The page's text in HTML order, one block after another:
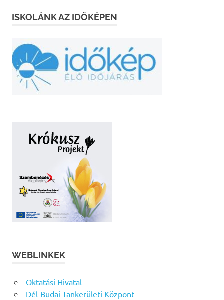
ISKOLÁNK AZ IDŐKÉPEN
WEBLINKEK
Oktatási Hivatal
Dél-Budai Tankerületi Központ